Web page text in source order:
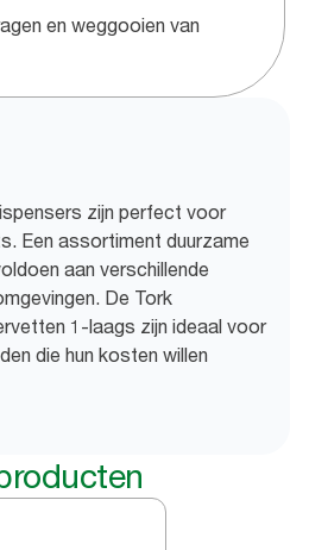
en weggooien van
zijn perfect voor
Een assortiment duurzame
aan verschillende
De Tork
1-laags zijn ideaal voor
die hun kosten willen